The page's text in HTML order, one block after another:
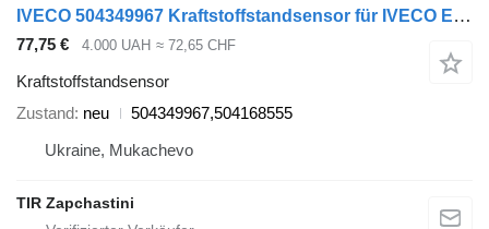
IVECO 504349967 Kraftstoffstandsensor für IVECO EURO CARGO LKW
77,75 € 4.000 UAH ≈ 72,65 CHF
Kraftstoffstandsensor
Zustand neu
504349967,504168555
Ukraine, Mukachevo
TIR Zapchastini